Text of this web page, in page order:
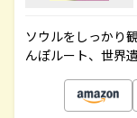
ソウルをしっかり
んぽルート、世界